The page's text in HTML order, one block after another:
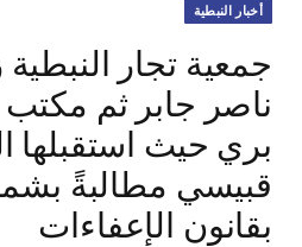
أخبار النبطية
جمعية تجار
ناصر جابر ثم مكتب
بري حيث استقبلها
قبيسي مطالبةً
بقانون الإعفاءات